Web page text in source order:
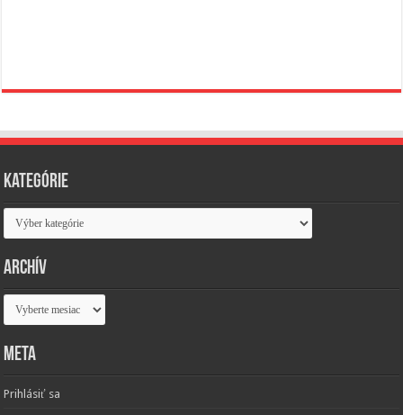
Kategórie
Kategórie
Archív
Archív
Meta
Prihlásiť sa